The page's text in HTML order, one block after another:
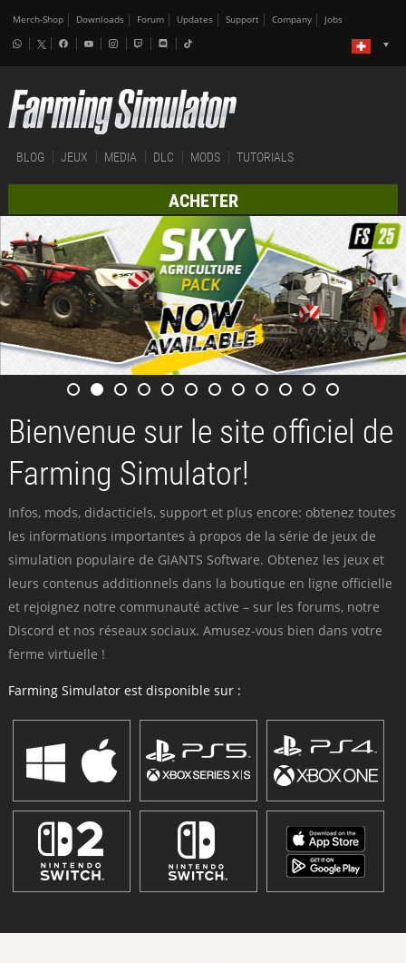
Merch-Shop Downloads Forum Updates Support Company Jobs
BLOG JEUX MEDIA DLC MODS TUTORIALS
ACHETER
Bienvenue sur le site officiel de
Farming Simulator!
Infos, mods, didacticiels, support et plus encore: obtenez toutes
les informations importantes à propos de la série de jeux de
simulation populaire de GIANTS Software. Obtenez les jeux et
leurs contenus additionnels dans la boutique en ligne officielle
et rejoignez notre communauté active – sur les forums, notre
Discord et nos réseaux sociaux. Amusez-vous bien dans votre
ferme virtuelle !
Farming Simulator est disponible sur :